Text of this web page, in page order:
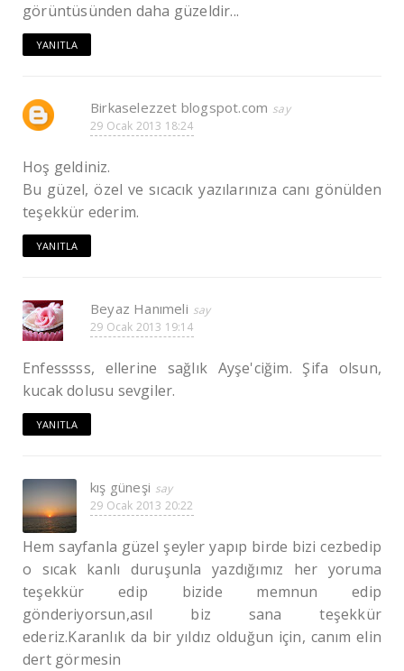
görüntüsünden daha güzeldir...
YANITLA
Birkaselezzet blogspot.com
29 Ocak 2013 18:24
Hoş geldiniz.
Bu güzel, özel ve sıcacık yazılarınıza canı gönülden
teşekkür ederim.
YANITLA
Beyaz Hanımeli
29 Ocak 2013 19:14
Enfesssss, ellerine sağlık Ayşe'ciğim. Şifa olsun,
kucak dolusu sevgiler.
YANITLA
kış güneşi
29 Ocak 2013 20:22
Hem sayfanla güzel şeyler yapıp birde bizi cezbedip
o sıcak kanlı duruşunla yazdığımız her yoruma
teşekkür edip bizide memnun edip
gönderiyorsun,asıl biz sana teşekkür
ederiz.Karanlık da bir yıldız olduğun için, canım elin
dert görmesin